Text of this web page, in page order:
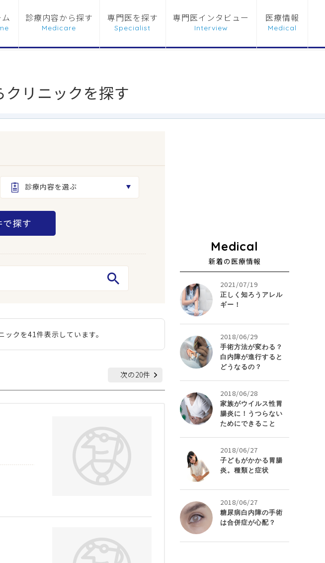
診療内容から探す 専門医を探す 専門医インタビュー 医療情報
リニックを探す
診療内容を選ぶ
ックを41件表示しています。
次の20件
新着の医療情報
2021/07/19
正しく知ろうアレル
ギー！
2018/06/29
手術方法が変わる？
白内障が進行すると
どうなるの？
2018/06/28
家族がウイルス性胃
腸炎に！うつらない
ためにできること
2018/06/27
子どもがかかる胃腸
炎。種類と症状
2018/06/27
糖尿病白内障の手術
は合併症が心配？